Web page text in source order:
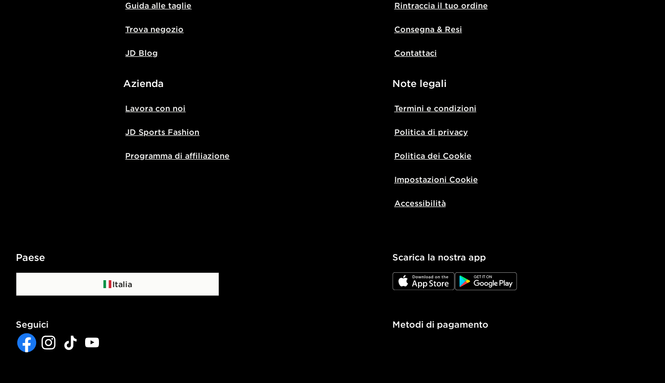
Guida alle taglie
Trova negozio
JD Blog
Rintraccia il tuo ordine
Consegna & Resi
Contattaci
Azienda
Lavora con noi
JD Sports Fashion
Programma di affiliazione
Note legali
Termini e condizioni
Politica di privacy
Politica dei Cookie
Impostazioni Cookie
Accessibilità
Paese
Italia
Scarica la nostra app
JD App Store JD Google Play
Seguici Metodi di pagamento